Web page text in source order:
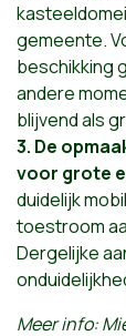
gemeente.
beschikking
andere
blijvend als
3. De
voor grote
duidelijk
toestroom
Dergelijke
Meer info: